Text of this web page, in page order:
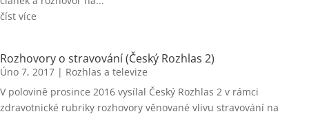
číst více
Rozhovory o stravování (Český Rozhlas 2)
Úno 7, 2017 | Rozhlas a televize
V polovině prosince 2016 vysílal Český Rozhlas 2 v rámci
zdravotnické rubriky rozhovory věnované vlivu stravování na